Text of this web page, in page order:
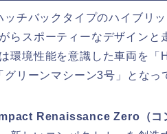
チバックタイプのハイブリ
らスポーティーなデザイン
環境性能を意識した車両を
リーンマシーン3号」となっ
Renaissance Zero（コ